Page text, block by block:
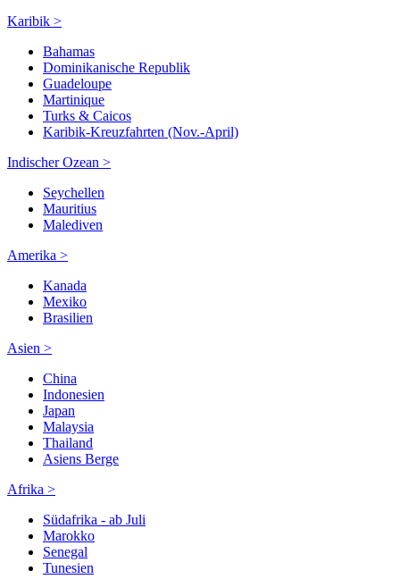
Karibik >
Bahamas
Dominikanische Republik
Guadeloupe
Martinique
Turks & Caicos
Karibik-Kreuzfahrten (Nov.-April)
Indischer Ozean >
Seychellen
Mauritius
Malediven
Amerika >
Kanada
Mexiko
Brasilien
Asien >
China
Indonesien
Japan
Malaysia
Thailand
Asiens Berge
Afrika >
Südafrika - ab Juli
Marokko
Senegal
Tunesien